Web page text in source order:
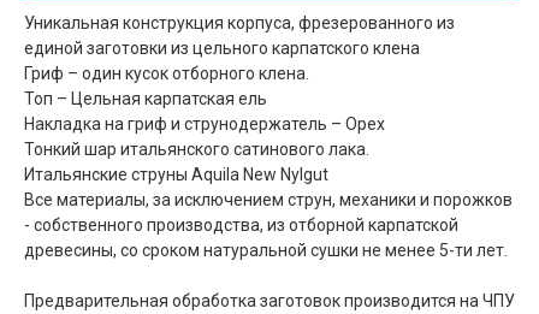
Уникальная конструкция корпуса, фрезерованного из
единой заготовки из цельного карпатского клена
Гриф – один кусок отборного клена.
Топ – Цельная карпатская ель
Накладка на гриф и струнодержатель – Орех
Тонкий шар итальянского сатинового лака.
Итальянские струны Aquila New Nylgut
Все материалы, за исключением струн, механики и порожков
- собственного производства, из отборной карпатской
древесины, со сроком натуральной сушки не менее 5-ти лет.
Предварительная обработка заготовок производится на ЧПУ